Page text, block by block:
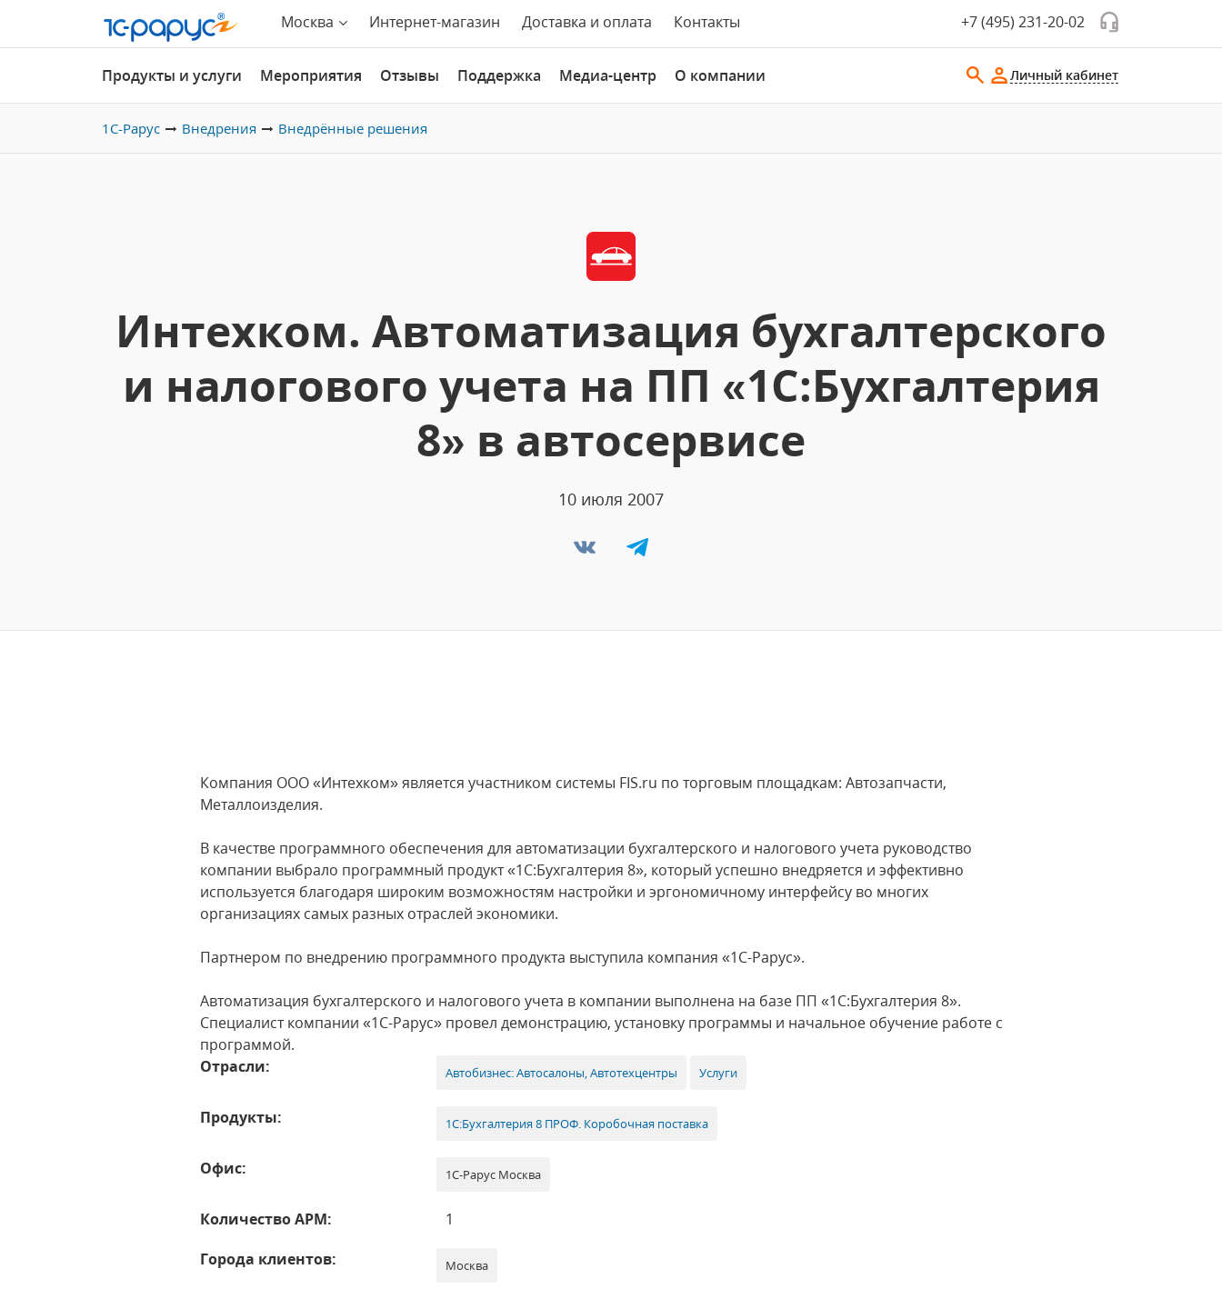
Москва Интернет-магазин Доставка и оплата Контакты +7 (495) 231-20-02
Продукты и услуги Мероприятия Отзывы Поддержка Медиа-центр О компании Личный кабинет
1С-Рарус Внедрения Внедрённые решения
Интехком. Автоматизация бухгалтерского
и налогового учета на ПП «1С:Бухгалтерия
8» в автосервисе
10 июля 2007
Компания ООО «Интехком» является участником системы FIS.ru по торговым площадкам: Автозапчасти,
Металлоизделия.
В качестве программного обеспечения для автоматизации бухгалтерского и налогового учета руководство
компании выбрало программный продукт «1С:Бухгалтерия 8», который успешно внедряется и эффективно
используется благодаря широким возможностям настройки и эргономичному интерфейсу во многих
организациях самых разных отраслей экономики.
Партнером по внедрению программного продукта выступила компания «1С-Рарус».
Автоматизация бухгалтерского и налогового учета в компании выполнена на базе ПП «1С:Бухгалтерия 8».
Специалист компании «1С-Рарус» провел демонстрацию, установку программы и начальное обучение работе с
программой.
Отрасли:
Автобизнес: Автосалоны, Автотехцентры Услуги
Продукты: 1С:Бухгалтерия 8 ПРОФ. Коробочная поставка
Офис: 1С-Рарус Москва
Количество АРМ:
1
Города клиентов:
Москва